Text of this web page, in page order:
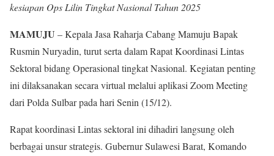
kesiapan Ops Lilin Tingkat Nasional Tahun 2025
MAMUJU – Kepala Jasa Raharja Cabang Mamuju Bapak
Rusmin Nuryadin, turut serta dalam Rapat Koordinasi Lintas
Sektoral bidang Operasional tingkat Nasional. Kegiatan penting
ini dilaksanakan secara virtual melalui aplikasi Zoom Meeting
dari Polda Sulbar pada hari Senin (15/12).
Rapat koordinasi Lintas sektoral ini dihadiri langsung oleh
berbagai unsur strategis. Gubernur Sulawesi Barat, Komando